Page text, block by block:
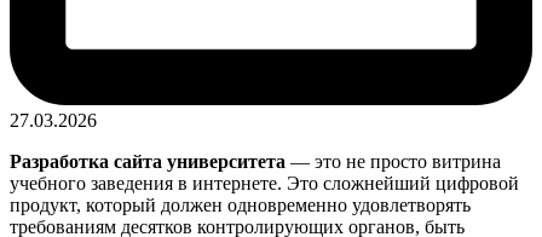
27.03.2026
Разработка сайта университета — это не просто витрина
учебного заведения в интернете. Это сложнейший цифровой
продукт, который должен одновременно удовлетворять
требованиям десятков контролирующих органов, быть